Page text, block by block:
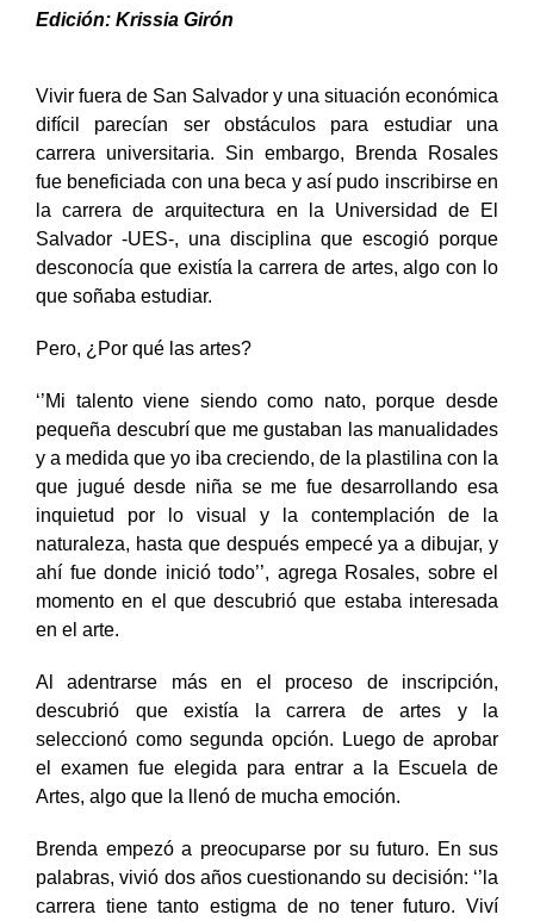
Vivir fuera de San Salvador y una situación económica
difícil parecían ser obstáculos para estudiar una
carrera universitaria. Sin embargo, Brenda Rosales
fue beneficiada con una beca y así pudo inscribirse en
la carrera de arquitectura en la Universidad de El
Salvador -UES-, una disciplina que escogió porque
desconocía que existía la carrera de artes, algo con lo
‘’Mi talento viene siendo como nato, porque desde
pequeña descubrí que me gustaban las manualidades
y a medida que yo iba creciendo, de la plastilina con la
que jugué desde niña se me fue desarrollando esa
inquietud por lo visual y la contemplación de la
naturaleza, hasta que después empecé ya a dibujar, y
ahí fue donde inició todo’’, agrega Rosales, sobre el
momento en el que descubrió que estaba interesada
Al adentrarse más en el proceso de inscripción,
descubrió que existía la carrera de artes y la
seleccionó como segunda opción. Luego de aprobar
el examen fue elegida para entrar a la Escuela de
Brenda empezó a preocuparse por su futuro. En sus
palabras, vivió dos años cuestionando su decisión: ‘’la